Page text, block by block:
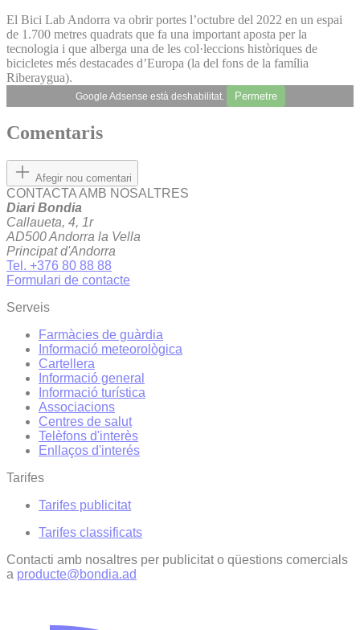
El Bici Lab Andorra va obrir portes l’octubre del 2022 en un espai
de 1.700 metres quadrats que fa una important aposta per la
tecnologia i que alberga una de les col·leccions històriques de
bicicletes més destacades d’Europa (la del fons de la família
Riberaygua).
Google Adsense està deshabilitat. Permetre
Comentaris
Afegir nou comentari
CONTACTA AMB NOSALTRES
Diari Bondia
Callaueta, 4, 1r
AD500 Andorra la Vella
Principat d'Andorra
Tel. +376 80 88 88
Formulari de contacte
Serveis
Farmàcies de guàrdia
Informació meteorològica
Cartellera
Informació general
Informació turística
Associacions
Centres de salut
Telèfons d'interès
Enllaços d'interés
Tarifes
Tarifes publicitat
Tarifes classificats
Contacti amb nosaltres per publicitat o qüestions comercials
a producte@bondia.ad